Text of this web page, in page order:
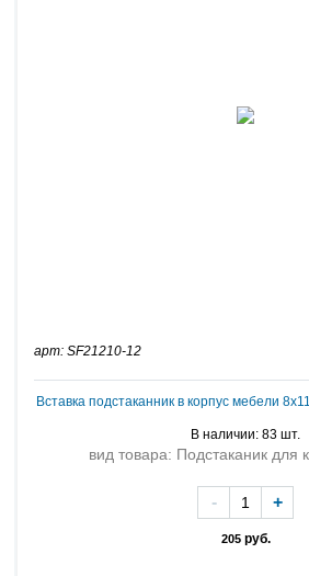
арт: SF21210-12
Вставка подстаканник в корпус мебели
В наличии: 83 шт.
вид товара: Подстаканик для
205руб.
- +